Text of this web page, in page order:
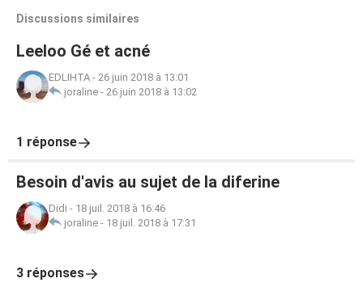
Discussions similaires
Leeloo Gé et acné
EDLIHTA - 26 juin 2018 à 13:01
joraline - 26 juin 2018 à 13:02
1 réponse
Besoin d'avis au sujet de la diferine
Didi - 18 juil. 2018 à 16:46
joraline - 18 juil. 2018 à 17:31
3 réponses